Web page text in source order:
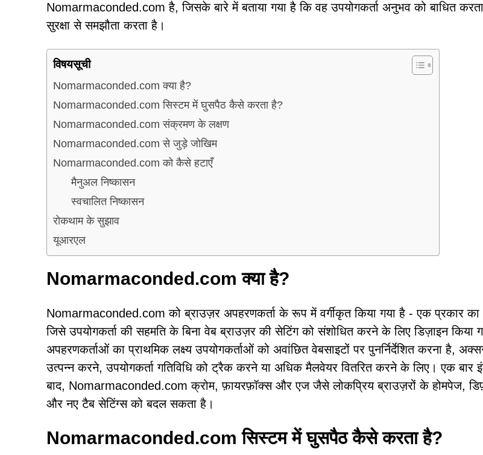
Nomarmaconded.com है, जिसके बारे में बताया गया है कि वह उपयोगकर्ता अनुभव को बाधित
सुरक्षा से समझौता करता है।
विषयसूची
Nomarmaconded.com क्या है?
Nomarmaconded.com सिस्टम में घुसपैठ कैसे करता है?
Nomarmaconded.com संक्रमण के लक्षण
Nomarmaconded.com से जुड़े जोखिम
Nomarmaconded.com को कैसे हटाएँ
मैनुअल निष्कासन
स्वचालित निष्कासन
रोकथाम के सुझाव
यूआरएल
Nomarmaconded.com क्या है?
Nomarmaconded.com को ब्राउज़र अपहरणकर्ता के रूप में वर्गीकृत किया गया है - एक प्रकार का
जिसे उपयोगकर्ता की सहमति के बिना वेब ब्राउज़र की सेटिंग को संशोधित करने के लिए डिज़ाइन किया
अपहरणकर्ताओं का प्राथमिक लक्ष्य उपयोगकर्ताओं को अवांछित वेबसाइटों पर पुनर्निर्देशित करना है,
उत्पन्न करने, उपयोगकर्ता गतिविधि को ट्रैक करने या अधिक मैलवेयर वितरित करने के लिए। एक बार
बाद, Nomarmaconded.com क्रोम, फ़ायरफ़ॉक्स और एज जैसे लोकप्रिय ब्राउज़रों के होमपेज,
और नए टैब सेटिंग्स को बदल सकता है।
Nomarmaconded.com सिस्टम में घुसपैठ कैसे करता है?